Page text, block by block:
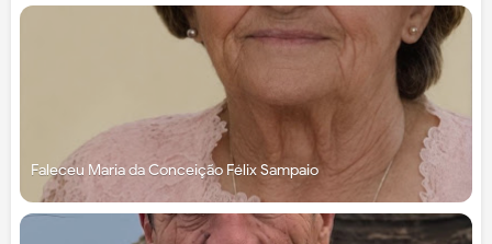
Faleceu Maria da Conceição Félix Sampaio